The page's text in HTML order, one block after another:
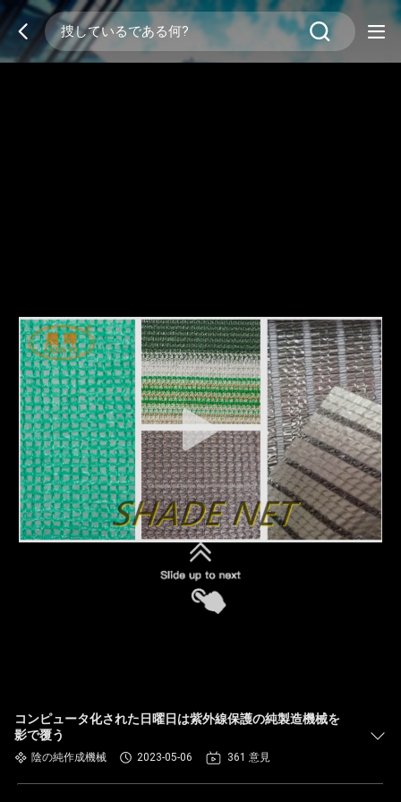
コンピュータ化された日曜日は紫外線保護の純製造機械を
影で覆う
陰の純作成機械 2023-05-06 361 意見